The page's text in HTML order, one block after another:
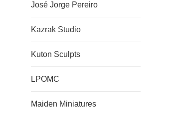
José Jorge Pereiro
Kazrak Studio
Kuton Sculpts
LPOMC
Maiden Miniatures